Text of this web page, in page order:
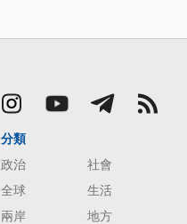
分類
政治
社會
全球
生活
兩岸
地方